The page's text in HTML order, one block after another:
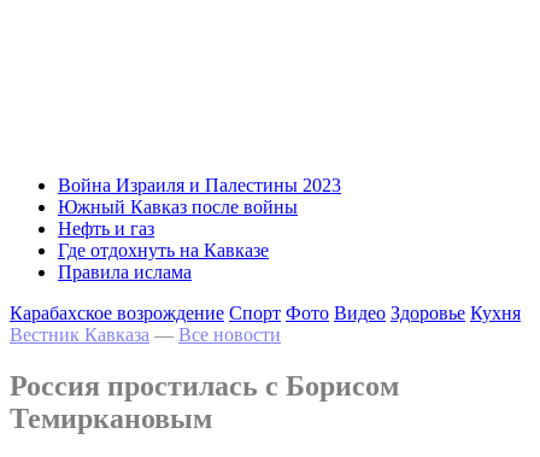
Война Израиля и Палестины 2023
Южный Кавказ после войны
Нефть и газ
Где отдохнуть на Кавказе
Правила ислама
Карабахское возрождение Спорт Фото Видео Здоровье Кухня
Вестник Кавказа — Все новости
Россия простилась с Борисом
Темиркановым